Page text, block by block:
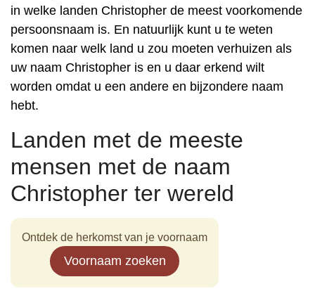
in welke landen Christopher de meest voorkomende
persoonsnaam is. En natuurlijk kunt u te weten
komen naar welk land u zou moeten verhuizen als
uw naam Christopher is en u daar erkend wilt
worden omdat u een andere en bijzondere naam
hebt.
Landen met de meeste
mensen met de naam
Christopher ter wereld
Ontdek de herkomst van je voornaam
Voornaam zoeken